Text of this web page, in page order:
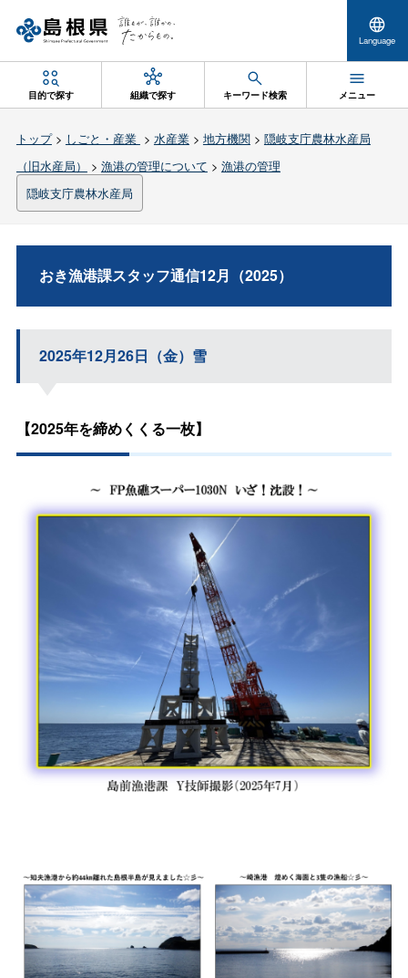
Language
目的で探す 組織で探す キーワード検索 メニュー
トップ> しごと・産業 > 水産業> 地方機関> 隠岐支庁農林水産局
（旧水産局）
> 漁港の管理について > 漁港の管理
隠岐支庁農林水産局
おき漁港課スタッフ通信12月（2025）
2025年12月26日（金）雪
【2025年を締めくくる一枚】